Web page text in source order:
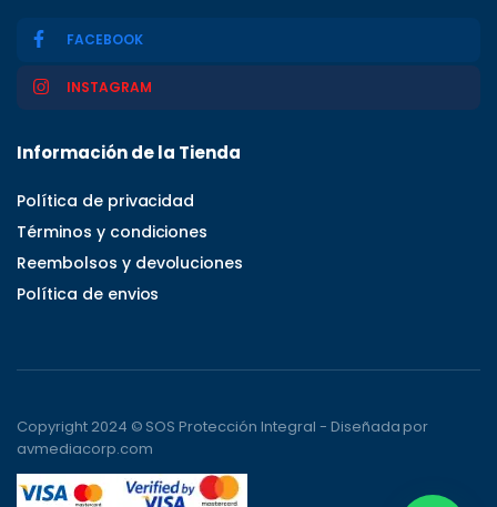
FACEBOOK
INSTAGRAM
Información de la Tienda
Política de privacidad
Términos y condiciones
Reembolsos y devoluciones
Política de envios
Copyright 2024 © SOS Protección Integral - Diseñada por
avmediacorp.com